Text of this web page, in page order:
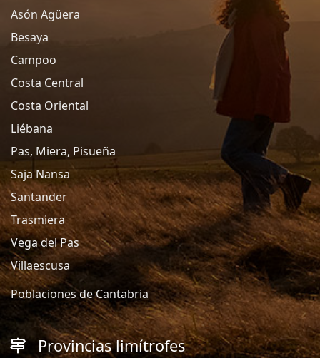
Asón Agüera
Besaya
Campoo
Costa Central
Costa Oriental
Liébana
Pas, Miera, Pisueña
Saja Nansa
Santander
Trasmiera
Vega del Pas
Villaescusa
Poblaciones de Cantabria
Provincias limítrofes